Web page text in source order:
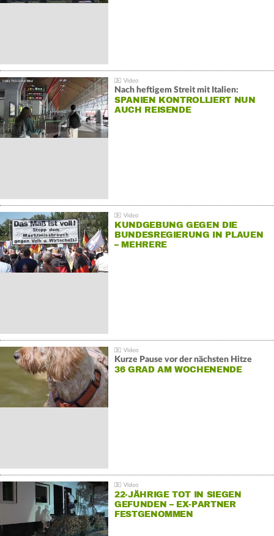
Nach heftigem Streit mit Italien:
SPANIEN KONTROLLIERT NUN
AUCH REISENDE
KUNDGEBUNG GEGEN DIE
BUNDESREGIERUNG IN PLAUEN
– MEHRERE
Kurze Pause vor der nächsten Hitze
36 GRAD AM WOCHENENDE
22-JÄHRIGE TOT IN SIEGEN
GEFUNDEN – EX-PARTNER
FESTGENOMMEN